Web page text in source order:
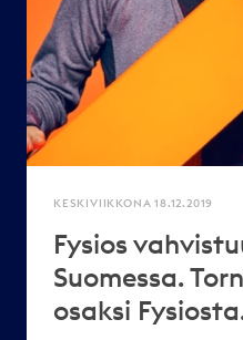
KESKIVIIKKONA 18.12.2019
Fysios
Suomessa.
osaksi